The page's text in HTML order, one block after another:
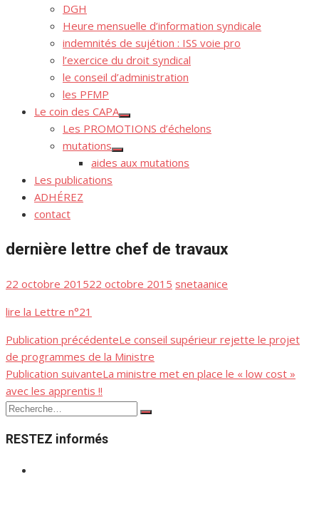
DGH
Heure mensuelle d’information syndicale
indemnités de sujétion : ISS voie pro
l’exercice du droit syndical
le conseil d’administration
les PFMP
Le coin des CAPA
Afficher
le
Les PROMOTIONS d’échelons
mutations
Afficher
le
aides aux mutations
Les publications
ADHÉREZ
contact
dernière lettre chef de travaux
Publié
22 octobre 201522 octobre 2015 Auteur/autrice
snetaanice
lire la Lettre n°21
Navigation
de
l’article
Publication précédenteLe conseil supérieur rejette le projet
de programmes de la Ministre
Publication suivanteLa ministre met en place le « low cost »
avec les apprentis !!
Recherche
Rechercher
RESTEZ informés